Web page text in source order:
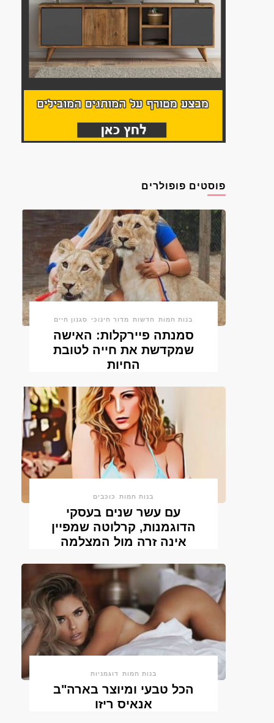
פוסטים פופולרים
בנות חמות חדשות מדור חינוכי סגנון חיים
סמנתה פיירקלות: האישה
שמקדשת את חייה לטובת
החיות
בנות חמות כוכבים
עם עשר שנים בעסקי
הדוגמנות, קרלוטה שמפיין
אינה זרה מול המצלמה
בנות חמות דוגמניות
הכל טבעי ומיוצר בארה"ב
אנאיס ריזו